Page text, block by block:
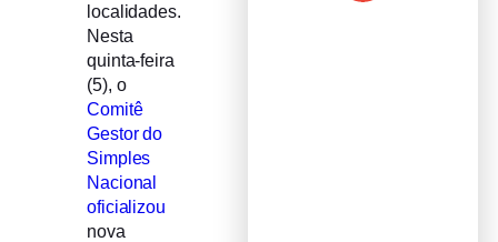
localidades.
Nesta
quinta-feira
(5), o
Comitê
Gestor do
Simples
Nacional
oficializou
nova